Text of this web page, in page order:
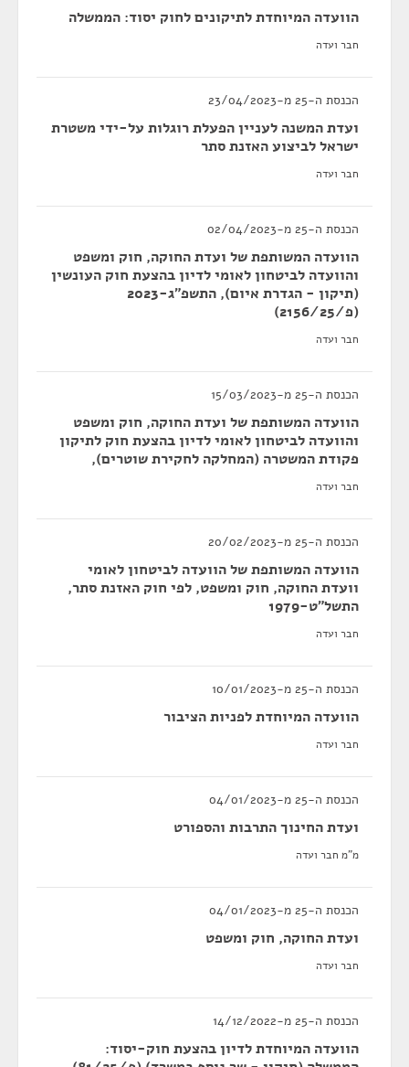
הוועדה המיוחדת לתיקונים לחוק יסוד: הממשלה
חבר ועדה
הכנסת ה-25 מ-23/04/2023
ועדת המשנה לעניין הפעלת רוגלות על-ידי משטרת
ישראל לביצוע האזנת סתר
חבר ועדה
הכנסת ה-25 מ-02/04/2023
הוועדה המשותפת של ועדת החוקה, חוק ומשפט
והוועדה לביטחון לאומי לדיון בהצעת חוק העונשין
(תיקון - הגדרת איום), התשפ"ג-2023
(פ/2156/25)
חבר ועדה
הכנסת ה-25 מ-15/03/2023
הוועדה המשותפת של ועדת החוקה, חוק ומשפט
והוועדה לביטחון לאומי לדיון בהצעת חוק לתיקון
פקודת המשטרה (המחלקה לחקירת שוטרים),
חבר ועדה
הכנסת ה-25 מ-20/02/2023
הוועדה המשותפת של הוועדה לביטחון לאומי
וועדת החוקה, חוק ומשפט, לפי חוק האזנת סתר,
התשל"ט-1979
חבר ועדה
הכנסת ה-25 מ-10/01/2023
הוועדה המיוחדת לפניות הציבור
חבר ועדה
הכנסת ה-25 מ-04/01/2023
ועדת החינוך התרבות והספורט
מ"מ חבר ועדה
הכנסת ה-25 מ-04/01/2023
ועדת החוקה, חוק ומשפט
חבר ועדה
הכנסת ה-25 מ-14/12/2022
הוועדה המיוחדת לדיון בהצעת חוק-יסוד: